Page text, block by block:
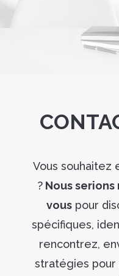
Vous souhaitez
? Nous serions
vous pour
spécifiques,
rencontrez,
stratégies